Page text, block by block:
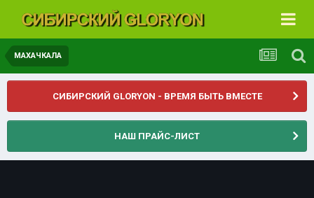
МАХАЧКАЛА
СИБИРСКИЙ GLORYON - ВРЕМЯ БЫТЬ ВМЕСТЕ
НАШ ПРАЙС-ЛИСТ